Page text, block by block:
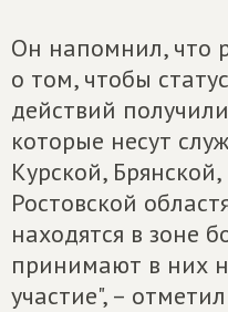
Он напомнил, что
о том, чтобы
действий
которые несут
Курской,
Ростовской
находятся в зоне
принимают в них
участие", –